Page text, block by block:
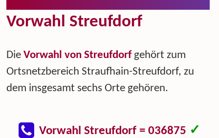
Vorwahl Streufdorf
DieVorwahl von Streufdorfgehört zum
Ortsnetzbereich Straufhain-Streufdorf, zu
dem insgesamt sechs Orte gehören.
Vorwahl Streufdorf = 036875 ✓